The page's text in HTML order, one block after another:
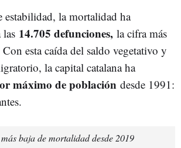
estabilidad, la mortalidad ha
14.705 defunciones, la cifra más
esta caída del saldo vegetativo y
la capital catalana ha
máximo de población desde 1991:
baja de mortalidad desde 2019